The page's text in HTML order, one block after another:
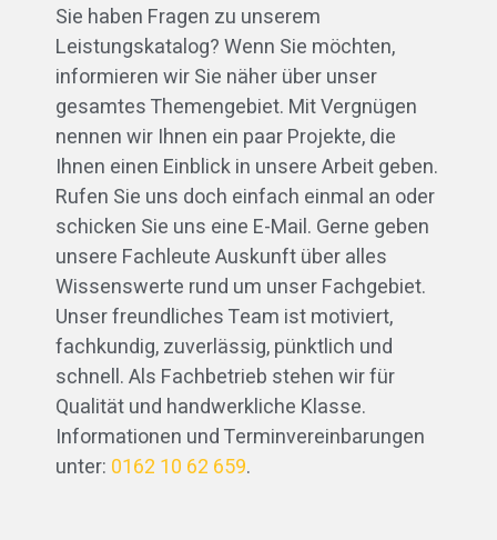
Sie haben Fragen zu unserem
Leistungskatalog? Wenn Sie möchten,
informieren wir Sie näher über unser
gesamtes Themengebiet. Mit Vergnügen
nennen wir Ihnen ein paar Projekte, die
Ihnen einen Einblick in unsere Arbeit geben.
Rufen Sie uns doch einfach einmal an oder
schicken Sie uns eine E-Mail. Gerne geben
unsere Fachleute Auskunft über alles
Wissenswerte rund um unser Fachgebiet.
Unser freundliches Team ist motiviert,
fachkundig, zuverlässig, pünktlich und
schnell. Als Fachbetrieb stehen wir für
Qualität und handwerkliche Klasse.
Informationen und Terminvereinbarungen
unter: 0162 10 62 659.